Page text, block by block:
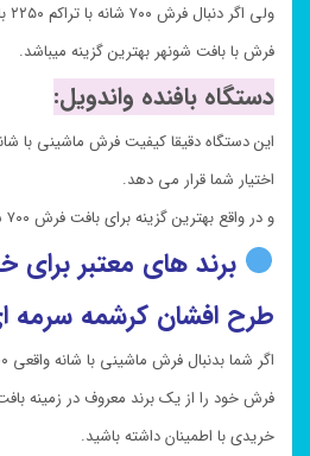
فرش با بافت شونهر بهترین گزینه میباشد.
دستگاه بافنده واندویل:
اختیار شما قرار می دهد.
و در واقع بهترین گزینه برای بافت فرش ۷۰۰ شانه با تراکم ۲۵۵۰ می باشد.
برند های معتبر
طرح افشان کرشمه سرمه ای ۷۰۰
فرش خود را از یک برند معروف در زمینه
خریدی با اطمینان داشته باشید.